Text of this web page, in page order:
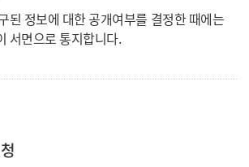
된 정보에 대한 공개여부를 결정한 때에는
서면으로 통지합니다.